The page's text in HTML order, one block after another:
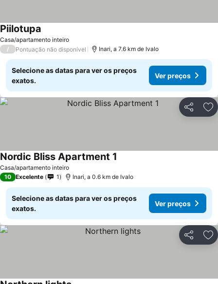
Casa/apartamento inteiro
Piilotupa
/ Pontuação não disponível Inari, a 7.6 km de Ivalo
Selecione as datas para ver os preços
exatos.
Ver preços
Partilhar
Casa/apartamento inteiro
Nordic Bliss Apartment 1
10 Excelente 1 Inari, a 0.6 km de Ivalo
Selecione as datas para ver os preços
exatos.
Ver preços
Partilhar